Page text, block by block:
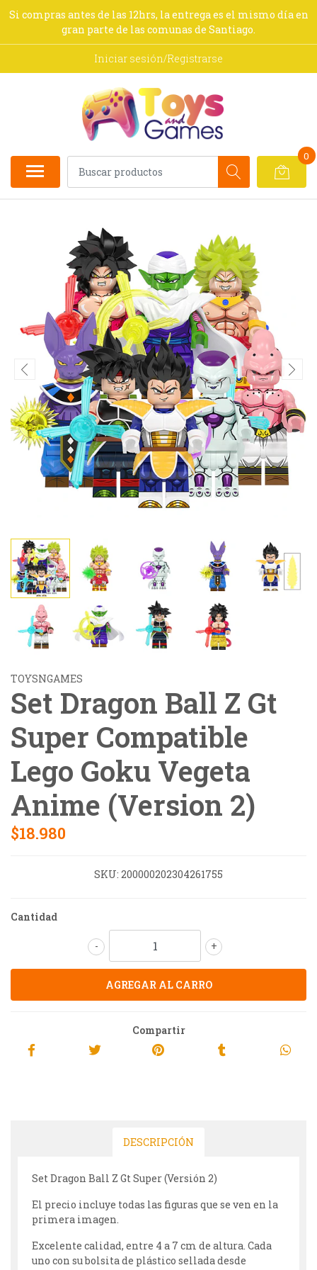
Si compras antes de las 12hrs, la entrega es el mismo día en
gran parte de las comunas de Santiago.
Iniciar sesión/Registrarse
0
TOYSNGAMES
Set Dragon Ball Z Gt
Super Compatible
Lego Goku Vegeta
Anime (Version 2)
$18.980
SKU: 200000202304261755
Cantidad
+
-
Compartir
DESCRIPCIÓN
Set Dragon Ball Z Gt Super (Versión 2)
El precio incluye todas las figuras que se ven en la
primera imagen.
Excelente calidad, entre 4 a 7 cm de altura. Cada
uno con su bolsita de plástico sellada desde